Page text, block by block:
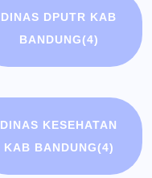
DINAS DPUTR KAB
BANDUNG(4)
DINAS KESEHATAN
KAB BANDUNG(4)